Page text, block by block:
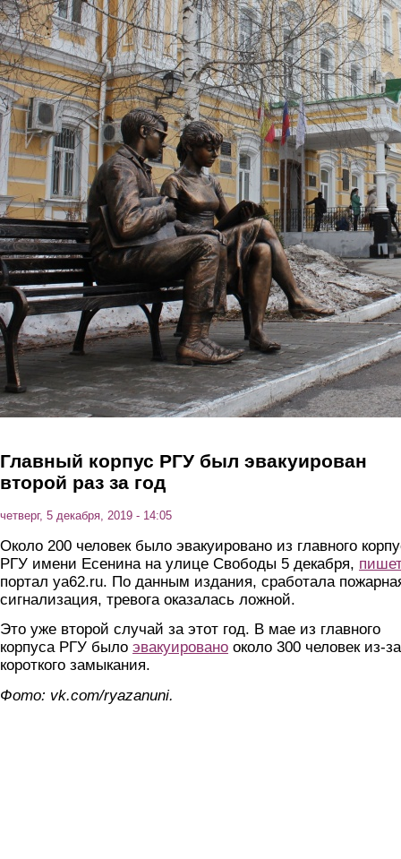
Перейти к основному содержанию
Главный корпус РГУ был эвакуирован
второй раз за год
четверг, 5 декабря, 2019 - 14:05
Около 200 человек было эвакуировано из главного
РГУ имени Есенина на улице Свободы 5 декабря,
портал ya62.ru. По данным издания, сработала
сигнализация, тревога оказалась ложной.
Это уже второй случай за этот год. В мае из главного
корпуса РГУ было эвакуировано около 300 человек из-за
короткого замыкания.
Фото: vk.com/ryazanuni.